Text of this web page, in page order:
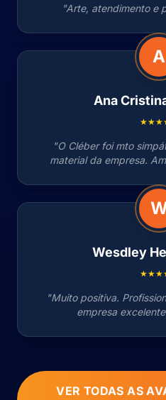
"Arte, atendimento e
A
Ana
"O Cléber foi mto
material da empresa.
Wesdley
"Muito positiva.
empresa
VER TODAS AS